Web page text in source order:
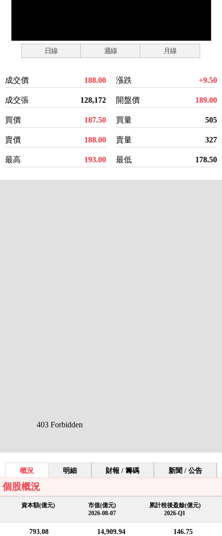
日線 週線 月線
成交價 188.00
成交張 128,172
買價 187.50
賣價 188.00
最高 193.00
漲跌 +9.50
開盤價 189.00
買量 505
賣量 327
最低 178.50
概況 明細 財報 / 籌碼 新聞 / 公告
個股概況
資本額(億元)
市值(億元)
2026-08-07
累計稅後盈餘(億元)
2026-Q1
793.08 14,909.94 146.75